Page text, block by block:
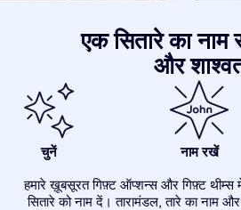
एक सितारे का नाम
और
चुनें नाम रखें
हमारे ख़ूबसूरत गिफ़्ट ऑप्शन्स और गिफ़्ट
सितारे को नाम दें। तारामंडल, तारे का नाम